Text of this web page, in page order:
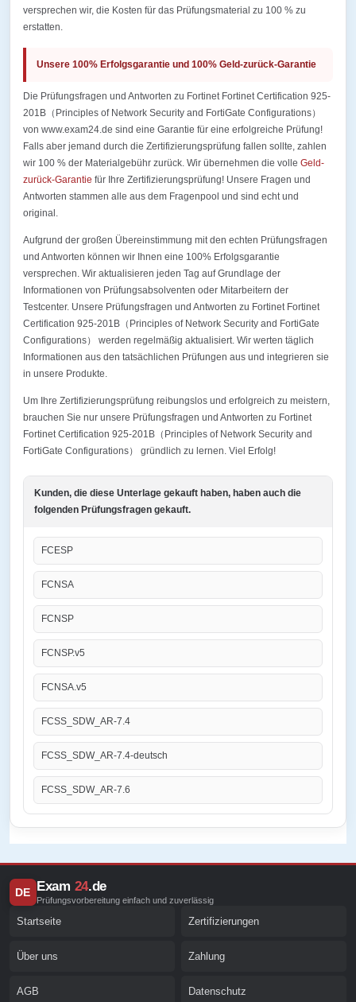
versprechen wir, die Kosten für das Prüfungsmaterial zu 100 % zu
erstatten.
Unsere 100% Erfolgsgarantie und 100% Geld-zurück-Garantie
Die Prüfungsfragen und Antworten zu Fortinet Fortinet Certification 925-
201B（Principles of Network Security and FortiGate Configurations）
von www.exam24.de sind eine Garantie für eine erfolgreiche Prüfung!
Falls aber jemand durch die Zertifizierungsprüfung fallen sollte, zahlen
wir 100 % der Materialgebühr zurück. Wir übernehmen die volle Geld-
zurück-Garantie für Ihre Zertifizierungsprüfung! Unsere Fragen und
Antworten stammen alle aus dem Fragenpool und sind echt und
original.
Aufgrund der großen Übereinstimmung mit den echten Prüfungsfragen
und Antworten können wir Ihnen eine 100% Erfolgsgarantie
versprechen. Wir aktualisieren jeden Tag auf Grundlage der
Informationen von Prüfungsabsolventen oder Mitarbeitern der
Testcenter. Unsere Prüfungsfragen und Antworten zu Fortinet Fortinet
Certification 925-201B（Principles of Network Security and FortiGate
Configurations） werden regelmäßig aktualisiert. Wir werten täglich
Informationen aus den tatsächlichen Prüfungen aus und integrieren sie
in unsere Produkte.
Um Ihre Zertifizierungsprüfung reibungslos und erfolgreich zu meistern,
brauchen Sie nur unsere Prüfungsfragen und Antworten zu Fortinet
Fortinet Certification 925-201B（Principles of Network Security and
FortiGate Configurations） gründlich zu lernen. Viel Erfolg!
Kunden, die diese Unterlage gekauft haben, haben auch die
folgenden Prüfungsfragen gekauft.
FCESP
FCNSA
FCNSP
FCNSP.v5
FCNSA.v5
FCSS_SDW_AR-7.4
FCSS_SDW_AR-7.4-deutsch
FCSS_SDW_AR-7.6
DE Exam 24.de
Prüfungsvorbereitung einfach und zuverlässig
Startseite Zertifizierungen
Über uns Zahlung
AGB Datenschutz